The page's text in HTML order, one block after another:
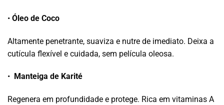
• Óleo de Coco
Altamente penetrante, suaviza e nutre de imediato. Deixa a
cutícula flexível e cuidada, sem película oleosa.
• Manteiga de Karité
Regenera em profundidade e protege. Rica em vitaminas A